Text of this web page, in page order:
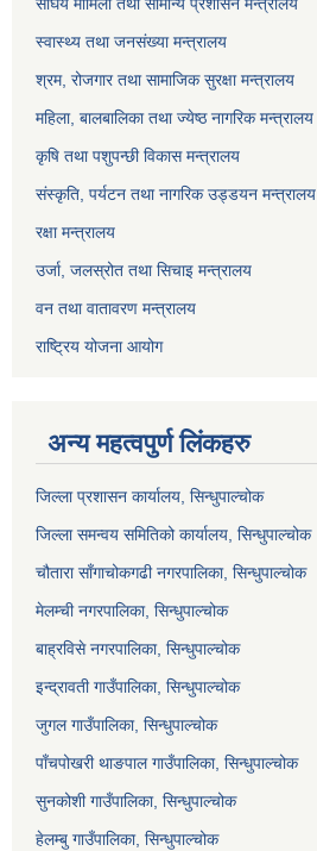
संघिय मामिला तथा सामान्य प्रशासन मन्त्रालय
स्वास्थ्य तथा जनसंख्या मन्त्रालय
श्रम, रोजगार तथा सामाजिक सुरक्षा मन्त्रालय
महिला, बालबालिका तथा ज्येष्ठ नागरिक मन्त्रालय
कृषि तथा पशुपन्छी विकास मन्त्रालय
संस्कृति, पर्यटन तथा नागरिक उड्डयन मन्त्रालय
रक्षा मन्त्रालय
उर्जा, जलस्रोत तथा सिचाइ मन्त्रालय
वन तथा वातावरण मन्त्रालय
राष्ट्रिय योजना आयोग
अन्य महत्वपुर्ण लिंकहरु
जिल्ला प्रशासन कार्यालय, सिन्धुपाल्चोक
जिल्ला समन्वय समितिको कार्यालय, सिन्धुपाल्चोक
चौतारा साँगाचोकगढी नगरपालिका, सिन्धुपाल्चोक
मेलम्ची नगरपालिका, सिन्धुपाल्चोक
बाह्रविसे नगरपालिका, सिन्धुपाल्चोक
इन्द्रावती गाउँपालिका, सिन्धुपाल्चोक
जुगल गाउँपालिका, सिन्धुपाल्चोक
पाँचपोखरी थाङपाल गाउँपालिका, सिन्धुपाल्चोक
सुनकोशी गाउँपालिका, सिन्धुपाल्चोक
हेलम्बु गाउँपालिका, सिन्धुपाल्चोक